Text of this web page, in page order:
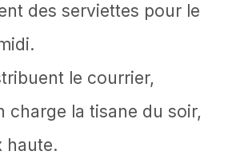
des serviettes pour le
le courrier,
charge la tisane du soir,
haute.